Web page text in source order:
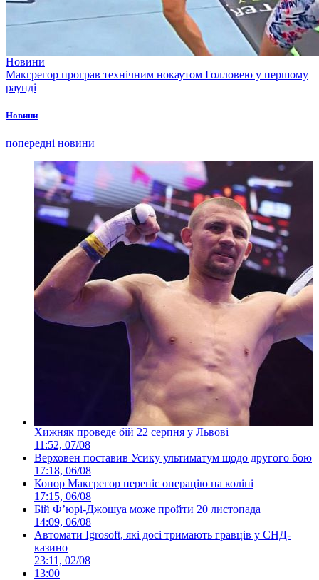
Новини
Макгрегор програв технічним нокаутом Голловею у першому
раунді
Новини
попередні новини
Хижняк проведе бій 22 серпня у Львові
11:52, 07/08
Верховен поставив Усику ультиматум щодо другого бою
17:18, 06/08
Конор Макгрегор переніс операцію на коліні
17:15, 06/08
Бій Ф’юрі-Джошуа може пройти 20 листопада
14:09, 06/08
Автомати Igrosoft, які досі тримають гравців у СНД-
казино
23:11, 02/08
13:00